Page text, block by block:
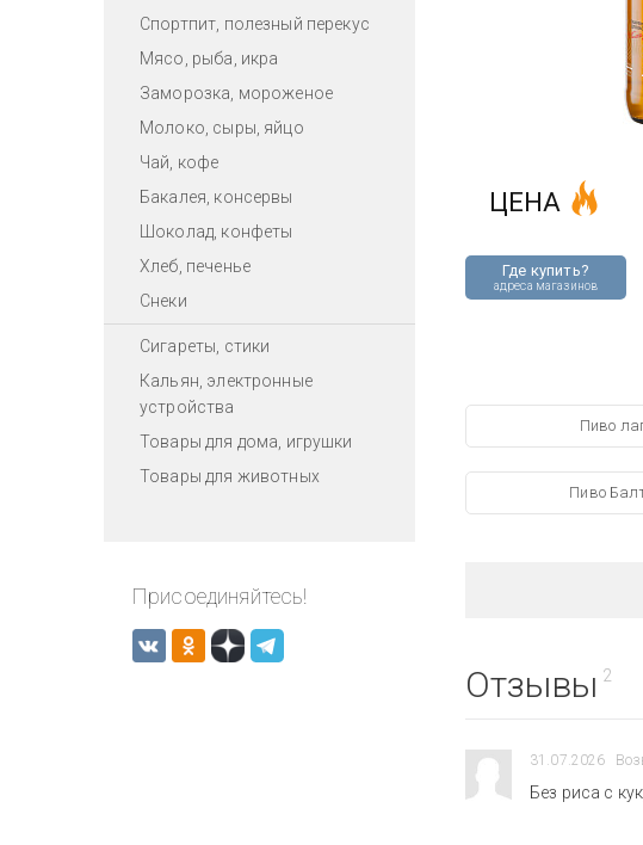
Спортпит, полезный перекус
Мясо, рыба, икра
Заморозка, мороженое
Молоко, сыры, яйцо
Чай, кофе
Бакалея, консервы
Шоколад, конфеты
Хлеб, печенье
Снеки
Сигареты, стики
Кальян, электронные
устройства
Товары для дома, игрушки
Товары для животных
Присоединяйтесь!
Где купить?
адреса магазинов
ЦЕНА
Пиво
Пиво
Отзывы 2
31.07.2026
Без риса с